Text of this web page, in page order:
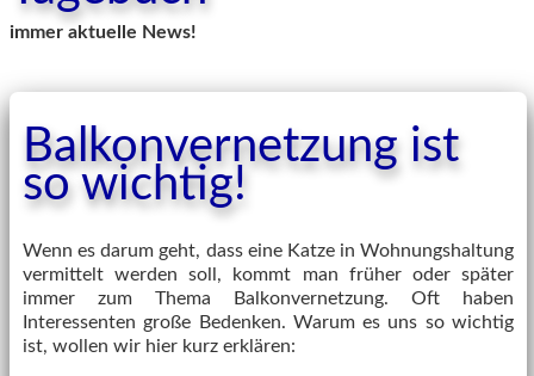
immer aktuelle News!
Balkonvernetzung ist
so wichtig!
Wenn es darum geht, dass eine Katze in Wohnungshaltung
vermittelt werden soll, kommt man früher oder später
immer zum Thema Balkonvernetzung. Oft haben
Interessenten große Bedenken. Warum es uns so wichtig
ist, wollen wir hier kurz erklären: